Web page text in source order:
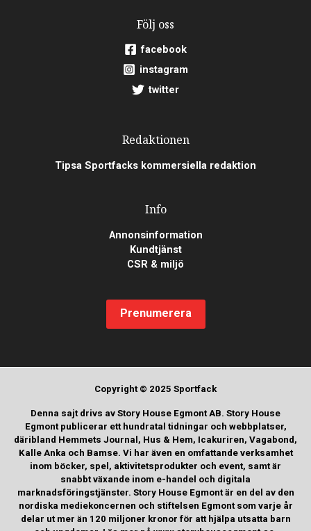
Följ oss
facebook
instagram
twitter
Redaktionen
Tipsa Sportfacks kommersiella redaktion
Info
Annonsinformation
Kundtjänst
CSR & miljö
Prenumerera
Copyright © 2025 Sportfack
Denna sajt drivs av Story House Egmont AB. Story House
Egmont publicerar ett hundratal tidningar och webbplatser,
däribland Hemmets Journal, Hus & Hem, Icakuriren, Vagabond,
Kalle Anka och Bamse. Vi har även en omfattande verksamhet
inom böcker, spel, aktivitetsprodukter och event, samt är
snabbt växande inom e-handel och digitala
marknadsföringstjänster. Story House Egmont är en del av den
nordiska mediekoncernen och stiftelsen Egmont som varje år
delar ut mer än 120 miljoner kronor för att hjälpa utsatta barn